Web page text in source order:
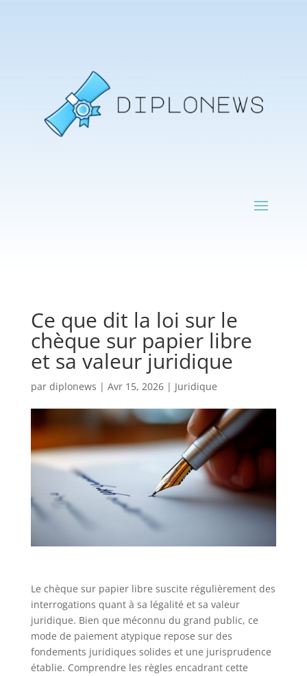
Ce que dit la loi sur le
chèque sur papier libre
et sa valeur juridique
par diplonews | Avr 15, 2026| Juridique
Le chèque sur papier libre suscite régulièrement des
interrogations quant à sa légalité et sa valeur
juridique. Bien que méconnu du grand public, ce
mode de paiement atypique repose sur des
fondements juridiques solides et une jurisprudence
établie. Comprendre les règles encadrant cette